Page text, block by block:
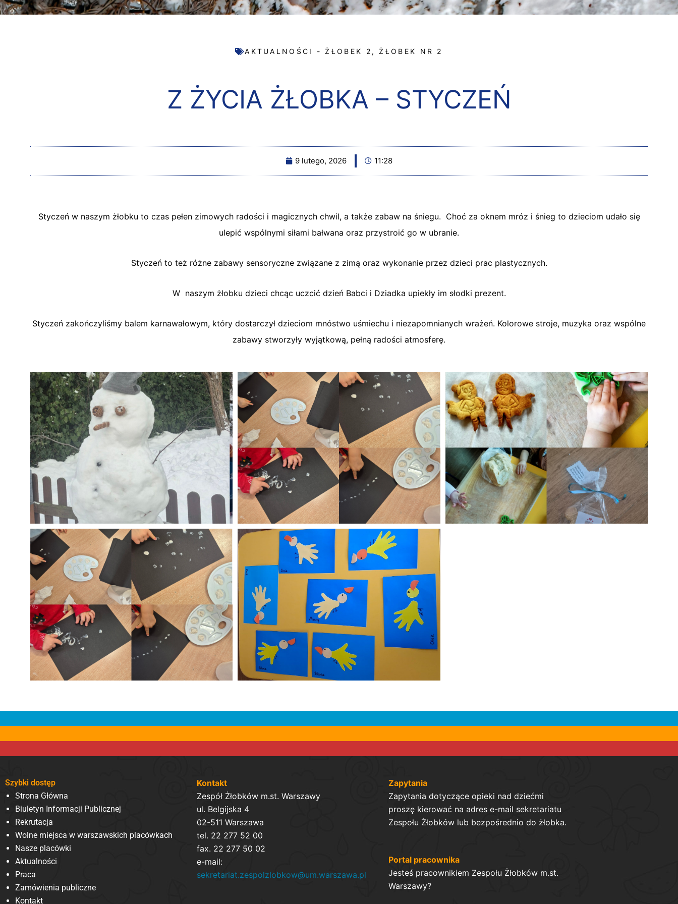
AKTUALNOŚCI - ŻŁOBEK 2 ,ŻŁOBEK NR 2
Z ŻYCIA ŻŁOBKA – STYCZEŃ
9 lutego, 2026 11:28
Styczeń w naszym żłobku to czas pełen zimowych radości i magicznych chwil, a także zabaw na śniegu. Choć za oknem mróz i śnieg to dzieciom udało się
ulepić wspólnymi siłami bałwana oraz przystroić go w ubranie.
Styczeń to też różne zabawy sensoryczne związane z zimą oraz wykonanie przez dzieci prac plastycznych.
W naszym żłobku dzieci chcąc uczcić dzień Babci i Dziadka upiekły im słodki prezent.
Styczeń zakończyliśmy balem karnawałowym, który dostarczył dzieciom mnóstwo uśmiechu i niezapomnianych wrażeń. Kolorowe stroje, muzyka oraz wspólne
zabawy stworzyły wyjątkową, pełną radości atmosferę.
Szybki dostęp
Strona Główna
Biuletyn Informacji Publicznej
Rekrutacja
Wolne miejsca w warszawskich placówkach
Nasze placówki
Aktualności
Praca
Zamówienia publiczne
Kontakt
Kontakt
Zespół Żłobków m.st. Warszawy
ul. Belgijska 4
02-511 Warszawa
tel. 22 277 52 00
fax. 22 277 50 02
e-mail:
sekretariat.zespolzlobkow@um.warszawa.pl
Zapytania
Zapytania dotyczące opieki nad dziećmi
proszę kierować na adres e-mail sekretariatu
Zespołu Żłobków lub bezpośrednio do żłobka.
Portal pracownika
Jesteś pracownikiem Zespołu Żłobków m.st.
Warszawy?